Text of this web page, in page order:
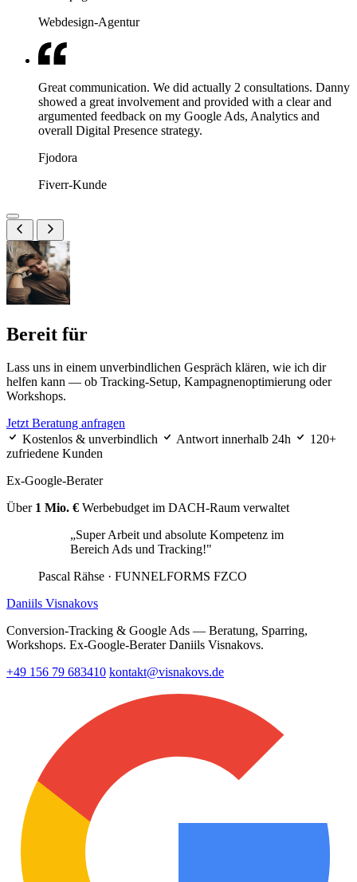
Webdesign-Agentur
Great communication. We did actually 2 consultations. Danny
showed a great involvement and provided with a clear and
argumented feedback on my Google Ads, Analytics and
overall Digital Presence strategy.
Fjodora
Fiverr-Kunde
Bereit für
Lass uns in einem unverbindlichen Gespräch klären, wie ich dir
helfen kann — ob Tracking-Setup, Kampagnenoptimierung oder
Workshops.
Jetzt Beratung anfragen
Kostenlos & unverbindlich
Antwort innerhalb 24h
120+
zufriedene Kunden
Ex-Google-Berater
Über 1 Mio. € Werbebudget im DACH-Raum verwaltet
„Super Arbeit und absolute Kompetenz im
Bereich Ads und Tracking!"
Pascal Rähse · FUNNELFORMS FZCO
Daniils Visnakovs
Conversion-Tracking & Google Ads — Beratung, Sparring,
Workshops. Ex-Google-Berater Daniils Visnakovs.
+49 156 79 683410 kontakt@visnakovs.de